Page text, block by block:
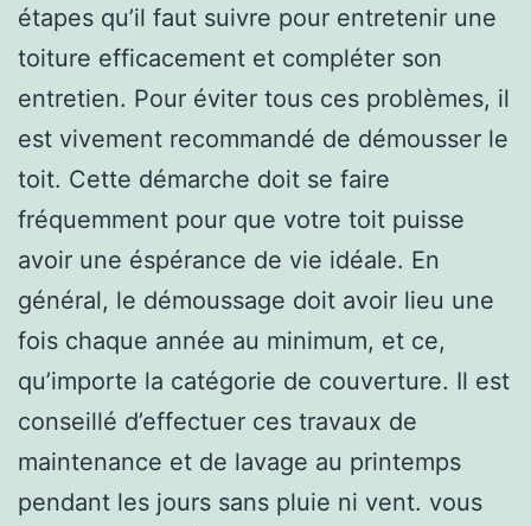
étapes qu’il faut suivre pour entretenir une
toiture efficacement et compléter son
entretien. Pour éviter tous ces problèmes, il
est vivement recommandé de démousser le
toit. Cette démarche doit se faire
fréquemment pour que votre toit puisse
avoir une éspérance de vie idéale. En
général, le démoussage doit avoir lieu une
fois chaque année au minimum, et ce,
qu’importe la catégorie de couverture. Il est
conseillé d’effectuer ces travaux de
maintenance et de lavage au printemps
pendant les jours sans pluie ni vent. vous